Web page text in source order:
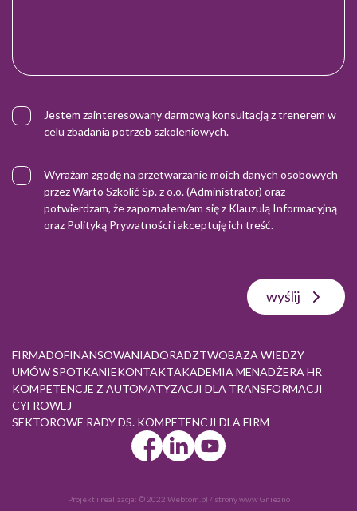
Jestem zainteresowany darmową konsultacją z trenerem w
celu zbadania potrzeb szkoleniowych.
Wyrażam zgodę na przetwarzanie moich danych osobowych
przez Warto Szkolić Sp. z o.o. (Administrator) oraz
potwierdzam, że zapoznałem/am się z Klauzulą Informacyjną
oraz Polityką Prywatnościi akceptuję ich treść.
wyślij
FIRMADOFINANSOWANIADORADZTWOBAZA WIEDZY
UMÓW SPOTKANIEKONTAKTAKADEMIA MENADŻERA HR
KOMPETENCJE Z AUTOMATYZACJI DLA TRANSFORMACJI
CYFROWEJ
SEKTOROWE RADY DS. KOMPETENCJI DLA FIRM
Projekt i realizacja: © 2022 Webtom.pl / strony www Gniezno